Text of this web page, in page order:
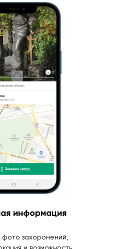
информация
фото захоронений,